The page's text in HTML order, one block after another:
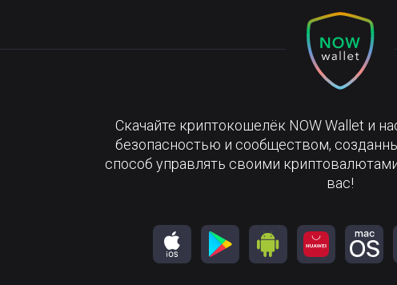
Скачайте криптокошелёк NOW Wallet и
безопасностью и сообществом,
способ управлять своими
вас!